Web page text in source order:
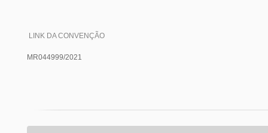
LINK DA CONVENÇÃO
MR044999/2021